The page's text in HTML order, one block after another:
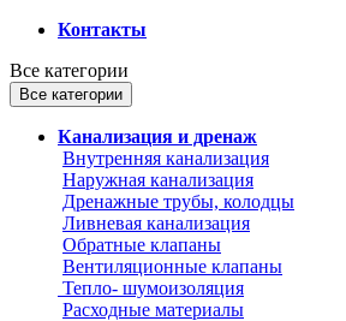
Контакты
Все категории
Все категории
Канализация и дренаж
Внутренняя канализация
Наружная канализация
Дренажные трубы, колодцы
Ливневая канализация
Обратные клапаны
Вентиляционные клапаны
Тепло- шумоизоляция
Расходные материалы